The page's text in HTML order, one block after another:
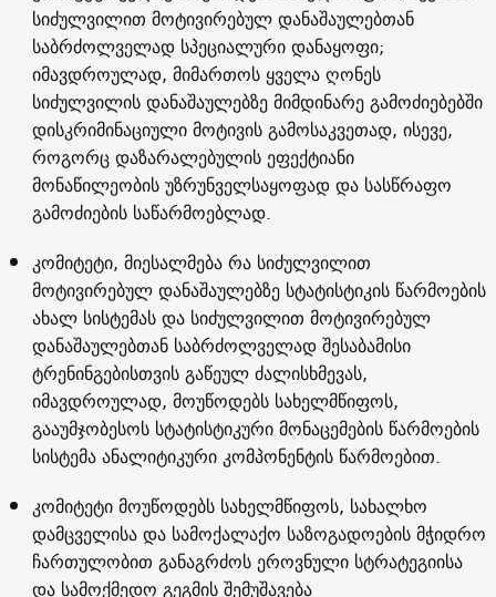
სიძულვილით მოტივირებულ დანაშაულებთან
საბრძოლველად სპეციალური დანაყოფი;
იმავდროულად, მიმართოს ყველა ღონეს
სიძულვილის დანაშაულებზე მიმდინარე გამოძიებებში
დისკრიმინაციული მოტივის გამოსაკვეთად, ისევე,
როგორც დაზარალებულის ეფექტიანი
მონაწილეობის უზრუნველსაყოფად და სასწრაფო
გამოძიების საწარმოებლად.
კომიტეტი, მიესალმება რა სიძულვილით
მოტივირებულ დანაშაულებზე სტატისტიკის წარმოების
ახალ სისტემას და სიძულვილით მოტივირებულ
დანაშაულებთან საბრძოლველად შესაბამისი
ტრენინგებისთვის გაწეულ ძალისხმევას,
იმავდროულად, მოუწოდებს სახელმწიფოს,
გააუმჯობესოს სტატისტიკური მონაცემების წარმოების
სისტემა ანალიტიკური კომპონენტის წარმოებით.
კომიტეტი მოუწოდებს სახელმწიფოს, სახალხო
დამცველისა და სამოქალაქო საზოგადოების მჭიდრო
ჩართულობით განაგრძოს ეროვნული სტრატეგიისა
და სამოქმედო გეგმის შემუშავება